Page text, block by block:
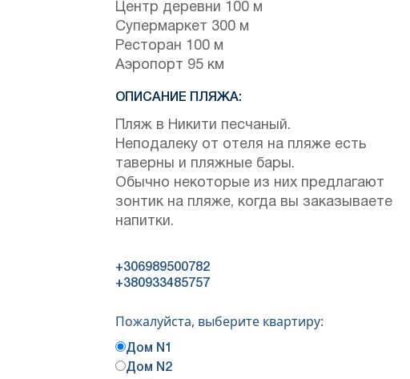
Центр деревни 100 м
Супермаркет 300 м
Ресторан 100 м
Аэропорт 95 км
ОПИСАНИЕ ПЛЯЖА:
Пляж в Никити песчаный.
Неподалеку от отеля на пляже есть
таверны и пляжные бары.
Обычно некоторые из них предлагают
зонтик на пляже, когда вы заказываете
напитки.
+306989500782
+380933485757
Пожалуйста, выберите квартиру:
Дом N1
Дом N2